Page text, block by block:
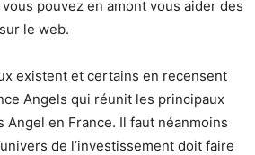
pouvez en amont vous aider des
le web.
existent et certains en recensent
Angels qui réunit les principaux
Angel en France. Il faut néanmoins
de l’investissement doit faire